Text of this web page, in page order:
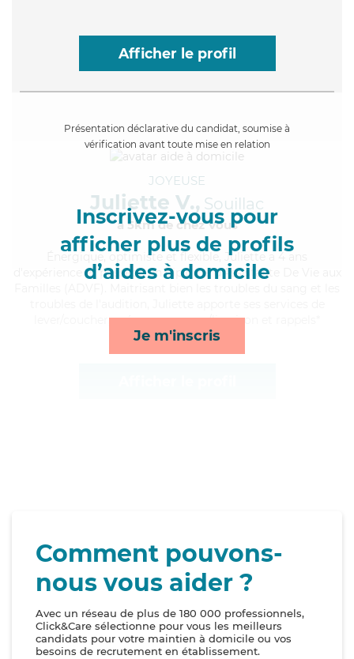
Afficher le profil
Présentation déclarative du candidat, soumise à
vérification avant toute mise en relation
Inscrivez-vous pour
afficher plus de profils
d’aides à domicile
Je m'inscris
JOYEUSE
Juliette V., Souillac
à 5km de chez Vous
, optimiste et flexible, Juliette a 4 ans
d'expérience et possède un diplôme d'Assistante De Vie aux
lever/coucher, ménage, courses/livraison et rappels*
Comment pouvons-
nous vous aider ?
Avec un réseau de plus de 180 000 professionnels,
Click&Care sélectionne pour vous les meilleurs
candidats pour votre maintien à domicile ou vos
besoins de recrutement en établissement.